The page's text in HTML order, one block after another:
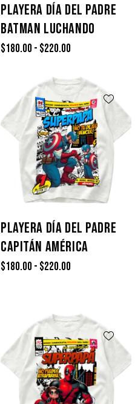
PLAYERA DÍA DEL PADRE
BATMAN LUCHANDO
$180.00- $220.00
PLAYERA DÍA DEL PADRE
CAPITÁN AMÉRICA
$180.00- $220.00